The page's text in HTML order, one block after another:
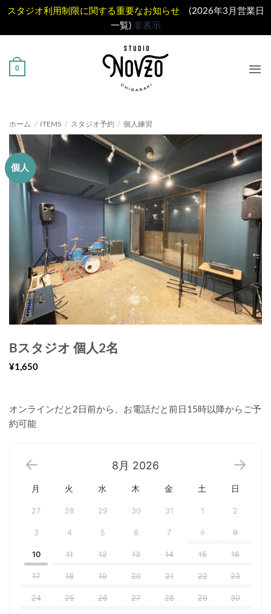
スタジオ利用制限に関する重要なお知らせ
(2026年3月営業日
一覧) 非表示
content
0
ホーム / ITEMS / スタジオ予約 / 個人練習
個人
Bスタジオ 個人2名
¥1,650
オンラインだと2日前から、お電話だと前日15時以降からご予
約可能
8月 2026
月 火 水 木 金 土 日
27 28 29 30 31 1 2
3 4 5 6 7 8 9
10 11 12 13 14 15 16
17 18 19 20 21 22 23
24 25 26 27 28 29 30